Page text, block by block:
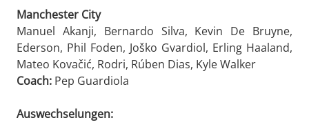
Manchester City
Manuel Akanji, Bernardo Silva, Kevin De Bruyne,
Ederson, Phil Foden, Joško Gvardiol, Erling Haaland,
Mateo Kovačić, Rodri, Rúben Dias, Kyle Walker
Coach: Pep Guardiola
Auswechselungen: